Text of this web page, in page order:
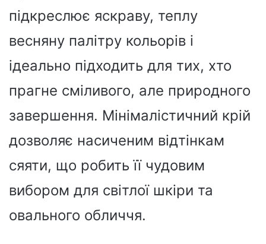
підкреслює яскраву, теплу
весняну палітру кольорів і
ідеально підходить для тих, хто
прагне сміливого, але природного
завершення. Мінімалістичний крій
дозволяє насиченим відтінкам
сяяти, що робить її чудовим
вибором для світлої шкіри та
овального обличчя.